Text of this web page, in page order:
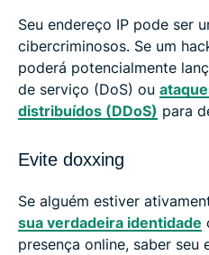
Seu endereço IP pode ser
cibercriminosos. Se um
poderá potencialmente
de serviço (DoS) ou
distribuídos (DDoS) para
Evite doxxing
Se alguém estiver
sua verdadeira identidade
presença online, saber seu